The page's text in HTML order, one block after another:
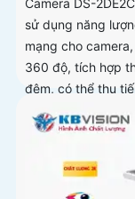
sử dụng năng
mạng cho
360 độ, tích hợp
đêm, có thể thu